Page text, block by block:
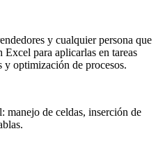
y cualquier persona que
Excel para aplicarlas en tareas
y optimización de procesos.
manejo de celdas, inserción de